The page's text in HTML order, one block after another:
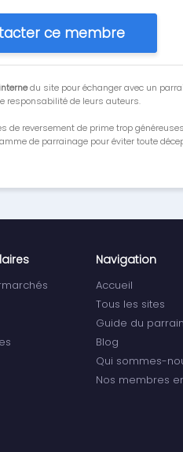
ce membre
du site pour échanger avec un
responsabilité de leurs auteurs.
de reversement de prime trop
de parrainage pour éviter toute
Navigation
Accueil
Tous les sites
Guide du
Blog
Qui sommes-
Nos membres